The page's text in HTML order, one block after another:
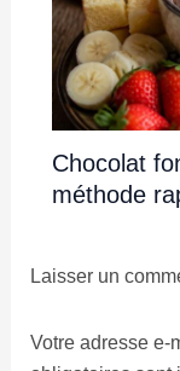
Chocolat
méthode
Laisser un
Votre adresse e-